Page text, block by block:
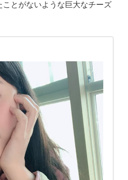
とがないような巨大なチーズ